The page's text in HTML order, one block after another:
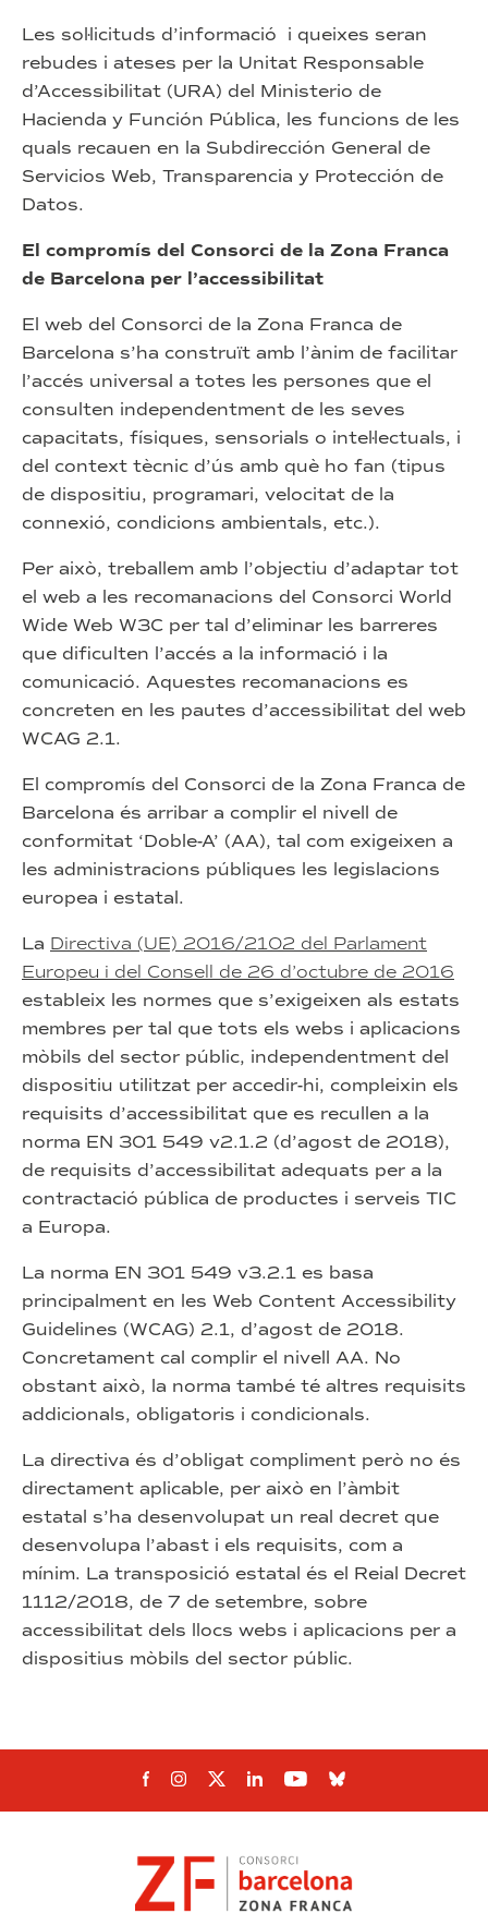
Les sol·licituds d’informació i queixes seran
rebudes i ateses per la Unitat Responsable
d’Accessibilitat (URA) del Ministerio de
Hacienda y Función Pública, les funcions de les
quals recauen en la Subdirección General de
Servicios Web, Transparencia y Protección de
Datos.
El compromís del Consorci de la Zona Franca
de Barcelona per l’accessibilitat
El web del Consorci de la Zona Franca de
Barcelona s’ha construït amb l’ànim de facilitar
l’accés universal a totes les persones que el
consulten independentment de les seves
capacitats, físiques, sensorials o intel·lectuals, i
del context tècnic d’ús amb què ho fan (tipus
de dispositiu, programari, velocitat de la
connexió, condicions ambientals, etc.).
Per això, treballem amb l’objectiu d’adaptar tot
el web a les recomanacions del Consorci World
Wide Web W3C per tal d’eliminar les barreres
que dificulten l’accés a la informació i la
comunicació. Aquestes recomanacions es
concreten en les pautes d’accessibilitat del web
WCAG 2.1.
El compromís del Consorci de la Zona Franca de
Barcelona és arribar a complir el nivell de
conformitat ‘Doble-A’ (AA), tal com exigeixen a
les administracions públiques les legislacions
europea i estatal.
La Directiva (UE) 2016/2102 del Parlament
Europeu i del Consell de 26 d’octubre de 2016
estableix les normes que s’exigeixen als estats
membres per tal que tots els webs i aplicacions
mòbils del sector públic, independentment del
dispositiu utilitzat per accedir-hi, compleixin els
requisits d’accessibilitat que es recullen a la
norma EN 301 549 v2.1.2 (d’agost de 2018),
de requisits d’accessibilitat adequats per a la
contractació pública de productes i serveis TIC
a Europa.
La norma EN 301 549 v3.2.1 es basa
principalment en les Web Content Accessibility
Guidelines (WCAG) 2.1, d’agost de 2018.
Concretament cal complir el nivell AA. No
obstant això, la norma també té altres requisits
addicionals, obligatoris i condicionals.
La directiva és d’obligat compliment però no és
directament aplicable, per això en l’àmbit
estatal s’ha desenvolupat un real decret que
desenvolupa l’abast i els requisits, com a
mínim. La transposició estatal és el Reial Decret
1112/2018, de 7 de setembre, sobre
accessibilitat dels llocs webs i aplicacions per a
dispositius mòbils del sector públic.
Segueix-nos al Facebook
Segueix-nos a Instagram
Segueix-nos a Twitter
Segueix-nos a Linkedin
Segueix-nos a
Síguenos en